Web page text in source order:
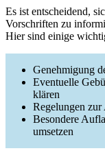
Es ist entscheidend,
Vorschriften zu
Hier sind einige
Genehmigung
Eventuelle
klären
Regelungen zur
Besondere
umsetzen